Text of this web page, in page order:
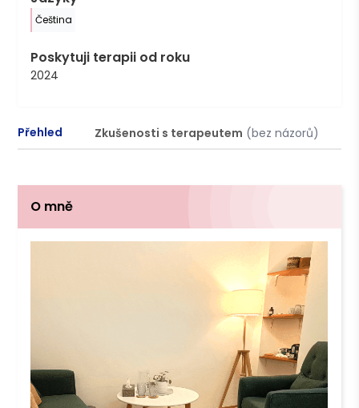
Čeština
Poskytuji terapii od roku
2024
Přehled Zkušenosti s terapeutem (bez názorů)
O mně